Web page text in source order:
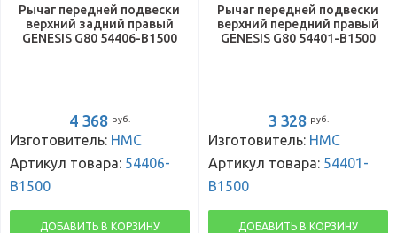
Рычаг передней подвески
верхний задний правый
GENESIS G80 54406-B1500
4 368 руб.
Изготовитель: HMC
Артикул товара: 54406-
B1500
ДОБАВИТЬ В КОРЗИНУ
Рычаг передней подвески
верхний передний правый
GENESIS G80 54401-B1500
3 328 руб.
Изготовитель: HMC
Артикул товара: 54401-
B1500
ДОБАВИТЬ В КОРЗИНУ